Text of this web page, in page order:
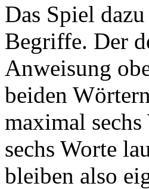
Das Spiel
Begriffe. Der
Anweisung
beiden
maximal
sechs Worte
bleiben also